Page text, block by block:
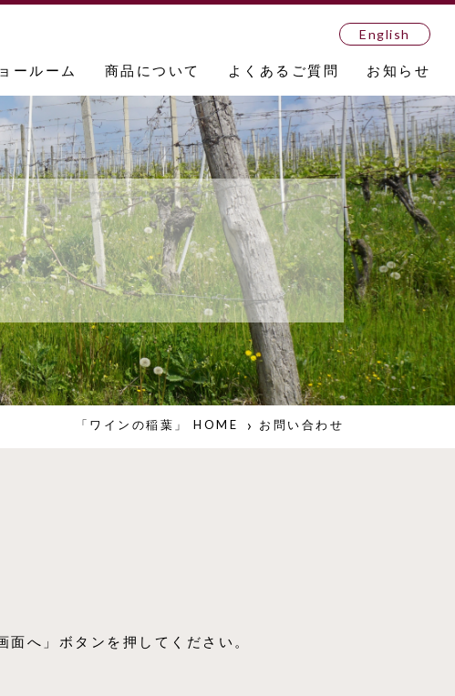
English
ールーム 商品について よくあるご質問 お知らせ
「ワインの稲葉」 HOME お問い合わせ
面へ」ボタンを押してください。